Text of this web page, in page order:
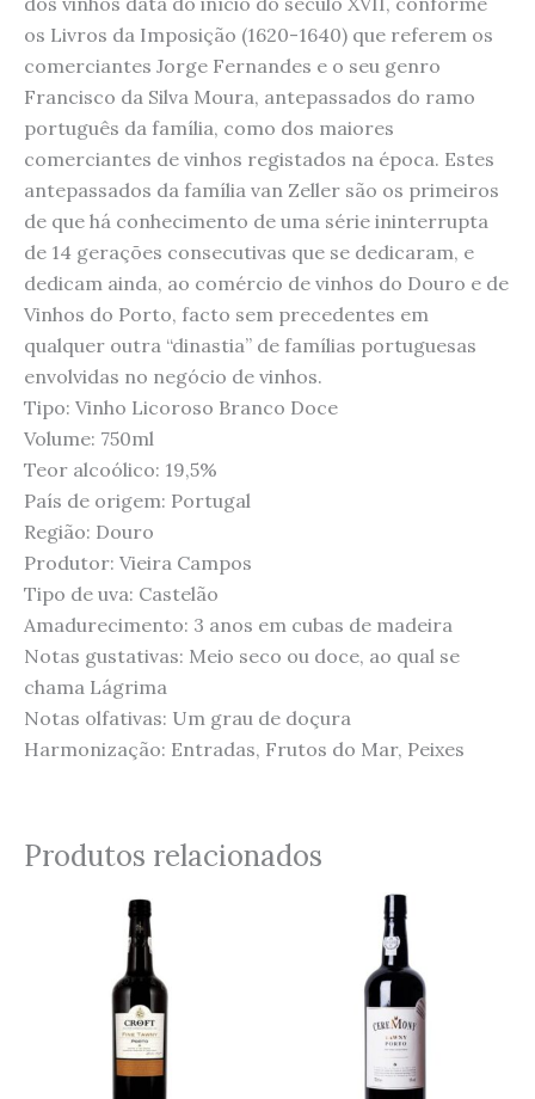
os Livros da Imposição (1620-1640) que referem os
comerciantes Jorge Fernandes e o seu genro
Francisco da Silva Moura, antepassados do ramo
português da família, como dos maiores
comerciantes de vinhos registados na época. Estes
antepassados da família van Zeller são os primeiros
de que há conhecimento de uma série ininterrupta
de 14 gerações consecutivas que se dedicaram, e
dedicam ainda, ao comércio de vinhos do Douro e de
Vinhos do Porto, facto sem precedentes em
qualquer outra “dinastia” de famílias portuguesas
envolvidas no negócio de vinhos.
Tipo: Vinho Licoroso Branco Doce
Volume: 750ml
Teor alcoólico: 19,5%
País de origem: Portugal
Região: Douro
Produtor: Vieira Campos
Tipo de uva: Castelão
Amadurecimento: 3 anos em cubas de madeira
Notas gustativas: Meio seco ou doce, ao qual se
chama Lágrima
Notas olfativas: Um grau de doçura
Harmonização: Entradas, Frutos do Mar, Peixes
Produtos relacionados